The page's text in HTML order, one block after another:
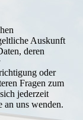
Auskunft
deren
oder
Fragen zum
jederzeit
an uns wenden.